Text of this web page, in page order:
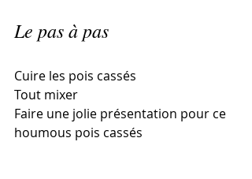
Le pas à pas
Cuire les pois cassés
Tout mixer
Faire une jolie présentation pour ce
houmous pois cassés